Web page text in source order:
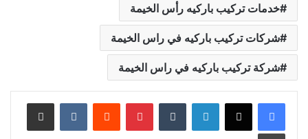
خدمات تركيب باركيه رأس الخيمة
شركات تركيب باركيه في راس الخيمة
شركة تركيب باركيه في راس الخيمة
لينكدإن بينتيريست مشاركة عبر البريد
طباعة